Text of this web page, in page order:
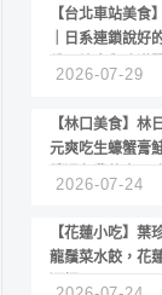
【台北車站美食
｜日系連鎖說好
2026-07-29
【林口美食】林
元爽吃生蠔蟹膏
2026-07-24
【花蓮小吃】葉
龍鬚菜水餃，花